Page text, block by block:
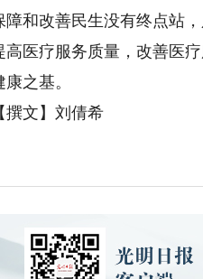
改善民生没有终点站，
高医疗服务质量，改善医
之基。
文】刘倩希